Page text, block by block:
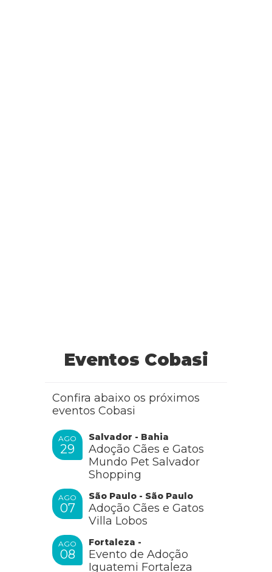
Eventos Cobasi
Confira abaixo os próximos
eventos Cobasi
AGO
29
Salvador - Bahia
Adoção Cães e Gatos
Mundo Pet Salvador
Shopping
AGO
07
São Paulo - São Paulo
Adoção Cães e Gatos
Villa Lobos
AGO
08
Fortaleza -
Evento de Adoção
Iguatemi Fortaleza